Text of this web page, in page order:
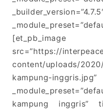
[et_pb_image
src=”https://
content/uploads/
kampung-
kampung inggris”